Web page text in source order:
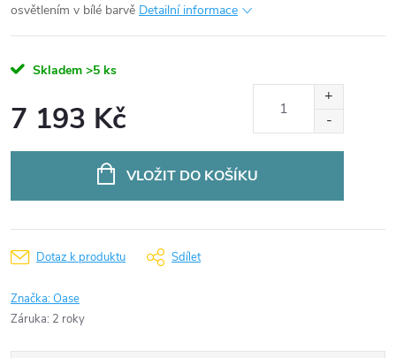
osvětlením v bílé barvě Detailní informace
Skladem >5 ks
7 193 Kč
VLOŽIT DO KOŠÍKU
Dotaz k produktu Sdílet
Značka:Oase
Záruka: 2 roky